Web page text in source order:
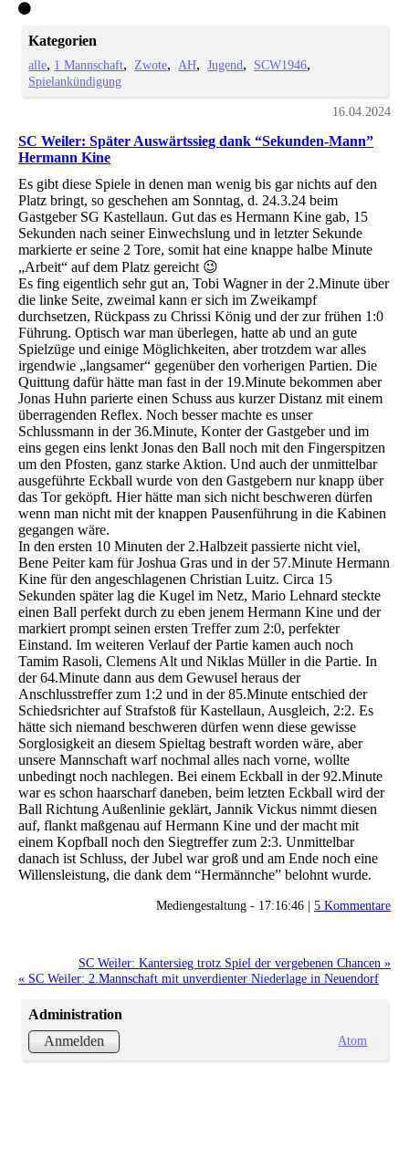
Kategorien
alle 1 Mannschaft Zwote AH Jugend
SCW1946
Spielankündigung
16.04.2024
SC Weiler: Später Auswärtssieg dank “Sekunden-Mann”
Hermann Kine
Es gibt diese Spiele in denen man wenig bis gar nichts auf den
Platz bringt, so geschehen am Sonntag, d. 24.3.24 beim
Gastgeber SG Kastellaun. Gut das es Hermann Kine gab, 15
Sekunden nach seiner Einwechslung und in letzter Sekunde
markierte er seine 2 Tore, somit hat eine knappe halbe Minute
„Arbeit“ auf dem Platz gereicht 😉
Es fing eigentlich sehr gut an, Tobi Wagner in der 2.Minute über
die linke Seite, zweimal kann er sich im Zweikampf
durchsetzen, Rückpass zu Chrissi König und der zur frühen 1:0
Führung. Optisch war man überlegen, hatte ab und an gute
Spielzüge und einige Möglichkeiten, aber trotzdem war alles
irgendwie „langsamer“ gegenüber den vorherigen Partien. Die
Quittung dafür hätte man fast in der 19.Minute bekommen aber
Jonas Huhn parierte einen Schuss aus kurzer Distanz mit einem
überragenden Reflex. Noch besser machte es unser
Schlussmann in der 36.Minute, Konter der Gastgeber und im
eins gegen eins lenkt Jonas den Ball noch mit den Fingerspitzen
um den Pfosten, ganz starke Aktion. Und auch der unmittelbar
ausgeführte Eckball wurde von den Gastgebern nur knapp über
das Tor geköpft. Hier hätte man sich nicht beschweren dürfen
wenn man nicht mit der knappen Pausenführung in die Kabinen
gegangen wäre.
In den ersten 10 Minuten der 2.Halbzeit passierte nicht viel,
Bene Peiter kam für Joshua Gras und in der 57.Minute Hermann
Kine für den angeschlagenen Christian Luitz. Circa 15
Sekunden später lag die Kugel im Netz, Mario Lehnard steckte
einen Ball perfekt durch zu eben jenem Hermann Kine und der
markiert prompt seinen ersten Treffer zum 2:0, perfekter
Einstand. Im weiteren Verlauf der Partie kamen auch noch
Tamim Rasoli, Clemens Alt und Niklas Müller in die Partie. In
der 64.Minute dann aus dem Gewusel heraus der
Anschlusstreffer zum 1:2 und in der 85.Minute entschied der
Schiedsrichter auf Strafstoß für Kastellaun, Ausgleich, 2:2. Es
hätte sich niemand beschweren dürfen wenn diese gewisse
Sorglosigkeit an diesem Spieltag bestraft worden wäre, aber
unsere Mannschaft warf nochmal alles nach vorne, wollte
unbedingt noch nachlegen. Bei einem Eckball in der 92.Minute
war es schon haarscharf daneben, beim letzten Eckball wird der
Ball Richtung Außenlinie geklärt, Jannik Vickus nimmt diesen
auf, flankt maßgenau auf Hermann Kine und der macht mit
einem Kopfball noch den Siegtreffer zum 2:3. Unmittelbar
danach ist Schluss, der Jubel war groß und am Ende noch eine
Willensleistung, die dank dem “Hermännche” belohnt wurde.
Mediengestaltung - 17:16:46 | 5 Kommentare
SC Weiler: Kantersieg trotz Spiel der vergebenen Chancen »
« SC Weiler: 2.Mannschaft mit unverdienter Niederlage in Neuendorf
Administration
Anmelden
Atom